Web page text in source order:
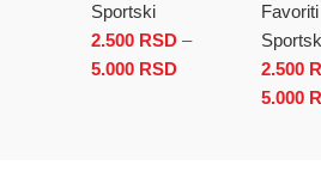
Sportski
2.500 RSD –
5.000 RSD Raspon cena: od
2.500
5.000